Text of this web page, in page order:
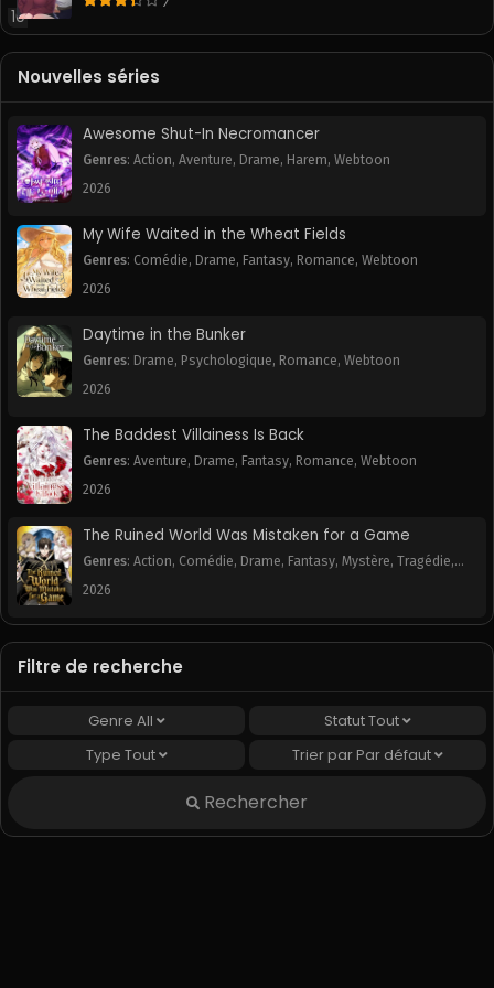
Chapitre 15
May 2, 2025 May 2, 2025
Chapitre 13
May 2, 2025 May 2, 2025
Chapitre 11
May 2, 2025
Chapitre 10
Chapitre 9
May 2, 2025
Chapitre 8
May 2, 2025
Chapitre 7
Chapitre 5
May 2, 2025
Chapitre 4
Chapitre 3
May 2, 2025
Chapitre 2
May 2, 2025
Chapitre 1
10
Nouvelles séries
Awesome Shut-In Necromancer
Genres: Action, Aventure, Drame, Harem, Webtoon
2026
My Wife Waited in the Wheat Fields
Genres: Comédie, Drame, Fantasy, Romance, Webtoon
2026
Daytime in the Bunker
Genres: Drame, Psychologique, Romance, Webtoon
2026
The Baddest Villainess Is Back
Genres: Aventure, Drame, Fantasy, Romance, Webtoon
2026
The Ruined World Was Mistaken for a Game
Genres: Action, Comédie, Drame, Fantasy, Mystère, Tragédie,
2026
Filtre de recherche
Genre All StatutTout
Type Tout Trier par Par défaut
Rechercher